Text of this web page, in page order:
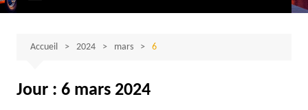
Accueil 2024 mars 6
Jour : 6 mars 2024